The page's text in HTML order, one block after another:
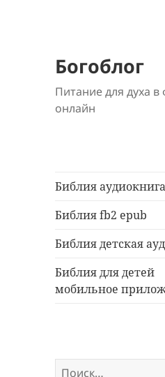
Богоблог
Питание для духа
онлайн
Библия аудиокнига
Библия fb2 epub
Библия детская
Библия для детей
мобильное
Найти: